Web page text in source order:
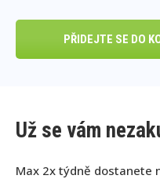
PŘIDEJTE SE DO
Už se vám
Max 2x týdně dostanete